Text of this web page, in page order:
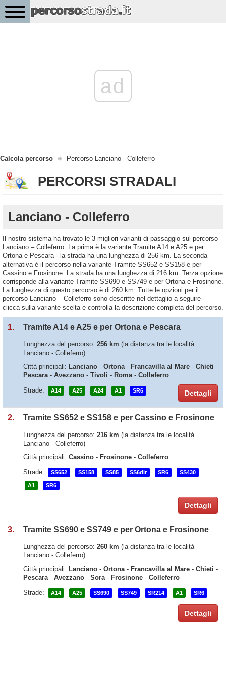
ad
Calcola percorso Percorso Lanciano - Colleferro
PERCORSI STRADALI
Lanciano - Colleferro
Il nostro sistema ha trovato le 3 migliori varianti di passaggio sul percorso
Lanciano – Colleferro. La prima è la variante Tramite A14 e A25 e per
Ortona e Pescara - la strada ha una lunghezza di 256 km. La seconda
alternativa è il percorso nella variante Tramite SS652 e SS158 e per
Cassino e Frosinone. La strada ha una lunghezza di 216 km. Terza opzione
corrisponde alla variante Tramite SS690 e SS749 e per Ortona e Frosinone.
La lunghezza di questo percorso è di 260 km. Tutte le opzioni per il
percorso Lanciano – Colleferro sono descritte nel dettaglio a seguire -
clicca sulla variante scelta e controlla la descrizione completa del percorso.
1. Tramite A14 e A25 e per Ortona e Pescara
Lunghezza del percorso: 256 km (la distanza tra le località
Lanciano - Colleferro)
Città principali: Lanciano - Ortona- Francavilla al Mare - Chieti -
Pescara- Avezzano - Tivoli - Roma- Colleferro
Strade:
A14 A25 A24 A1 SR6 Dettagli
2. Tramite SS652 e SS158 e per Cassino e Frosinone
Lunghezza del percorso: 216 km (la distanza tra le località
Lanciano - Colleferro)
Città principali: Cassino - Frosinone - Colleferro
Strade:
SS652 SS158 SS85 SS6dir SR6 SS430
A1 SR6
Dettagli
3. Tramite SS690 e SS749 e per Ortona e Frosinone
Lunghezza del percorso: 260 km (la distanza tra le località
Lanciano - Colleferro)
Città principali: Lanciano - Ortona- Francavilla al Mare - Chieti -
Pescara- Avezzano - Sora- Frosinone - Colleferro
Strade:
A14 A25 SS690 SS749 SR214 A1 SR6
Dettagli